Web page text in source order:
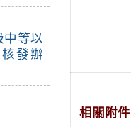
中等以
發辦
相關附件